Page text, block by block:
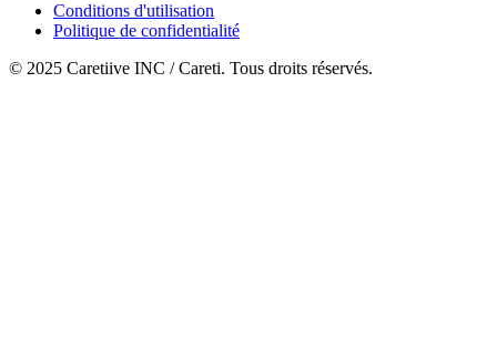
Conditions d'utilisation
Politique de confidentialité
© 2025 Caretiive INC / Careti. Tous droits réservés.